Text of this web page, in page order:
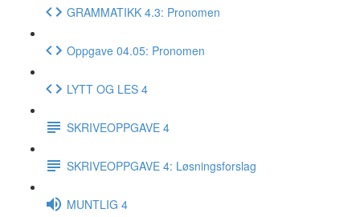
GRAMMATIKK 4.3: Pronomen
Oppgave 04.05: Pronomen
LYTT OG LES 4
SKRIVEOPPGAVE 4
SKRIVEOPPGAVE 4: Løsningsforslag
MUNTLIG 4